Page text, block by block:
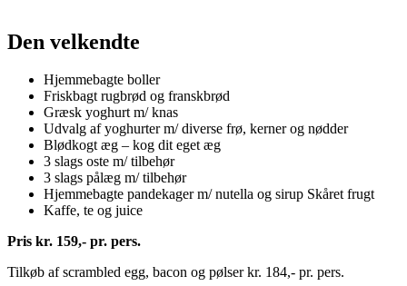
Den velkendte
Hjemmebagte boller
Friskbagt rugbrød og franskbrød
Græsk yoghurt m/ knas
Udvalg af yoghurter m/ diverse frø, kerner og nødder
Blødkogt æg – kog dit eget æg
3 slags oste m/ tilbehør
3 slags pålæg m/ tilbehør
Hjemmebagte pandekager m/ nutella og sirup Skåret frugt
Kaffe, te og juice
Pris kr. 159,- pr. pers.
Tilkøb af scrambled egg, bacon og pølser kr. 184,- pr. pers.